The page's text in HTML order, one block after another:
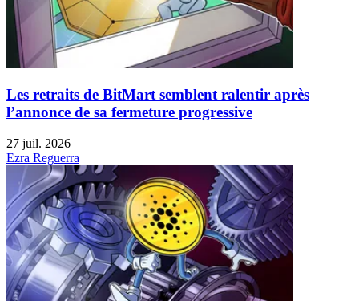
Les retraits de BitMart semblent ralentir après
l’annonce de sa fermeture progressive
27 juil. 2026
Ezra Reguerra